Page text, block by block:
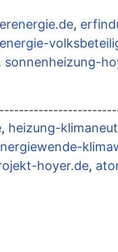
,
energie-
sonnenheizung-
, heizung-
hoyer.de,